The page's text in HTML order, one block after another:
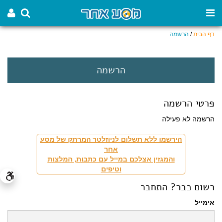
דף הבית/ הרשמה
הרשמה
פרטי הרשמה
הרשמה לא פעילה
הירשמו ללא תשלום לניוזלטר המרתק של מסע
אחר
והמגזין אצלכם במייל עם כתבות, המלצות
וטיפים
רשום כבר? התחבר
אימייל